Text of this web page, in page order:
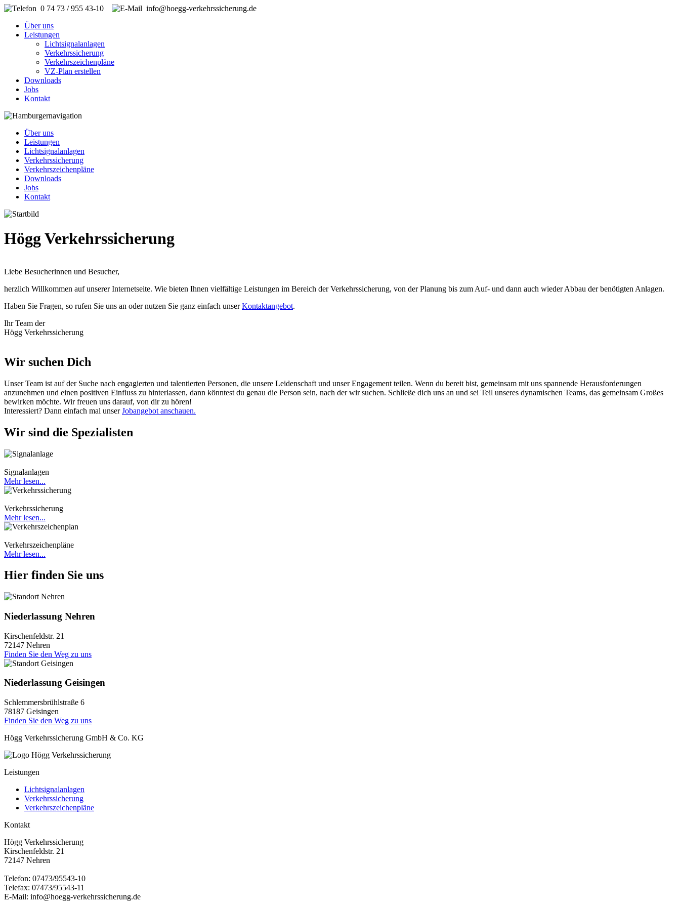
0 74 73 / 955 43-10
info@hoegg-verkehrssicherung.de
Über uns
Leistungen
Lichtsignalanlagen
Verkehrssicherung
Verkehrszeichenpläne
VZ-Plan erstellen
Downloads
Jobs
Kontakt
Über uns
Leistungen
Lichtsignalanlagen
Verkehrssicherung
Verkehrszeichenpläne
Downloads
Jobs
Kontakt
Högg Verkehrssicherung
Liebe Besucherinnen und Besucher,
herzlich Willkommen auf unserer Internetseite. Wie bieten Ihnen vielfältige Leistungen im Bereich der Verkehrssicherung, von der Planung bis zum Auf- und dann auch wieder Abbau der benötigten Anlagen.
Haben Sie Fragen, so rufen Sie uns an oder nutzen Sie ganz einfach unserKontaktangebot.
Ihr Team der
Högg Verkehrssicherung
Wir suchen Dich
Unser Team ist auf der Suche nach engagierten und talentierten Personen, die unsere Leidenschaft und unser Engagement teilen. Wenn du bereit bist, gemeinsam mit uns spannende Herausforderungen
anzunehmen und einen positiven Einfluss zu hinterlassen, dann könntest du genau die Person sein, nach der wir suchen. Schließe dich uns an und sei Teil unseres dynamischen Teams, das gemeinsam Großes
bewirken möchte. Wir freuen uns darauf, von dir zu hören!
Interessiert? Dann einfach mal unserJobangebot anschauen.
Wir sind die Spezialisten
Signalanlagen
Mehr lesen...
Verkehrssicherung
Mehr lesen...
Verkehrszeichenpläne
Mehr lesen...
Hier finden Sie uns
Niederlassung Nehren
Kirschenfeldstr. 21
72147 Nehren
Finden Sie den Weg zu uns
Niederlassung Geisingen
Schlemmersbrühlstraße 6
78187 Geisingen
Finden Sie den Weg zu uns
Högg Verkehrssicherung GmbH & Co. KG
Leistungen
Lichtsignalanlagen
Verkehrssicherung
Verkehrszeichenpläne
Kontakt
Högg Verkehrssicherung
Kirschenfeldstr. 21
72147 Nehren
Telefon: 07473/95543-10
Telefax: 07473/95543-11
E-Mail: info@hoegg-verkehrssicherung.de